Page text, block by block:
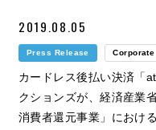
2019.08.05
Press Release Corporate
カードレス後払い決済「
クションズが、経済産業
消費者還元事業」におけ